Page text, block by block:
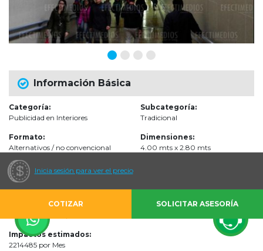
Información Básica
Categoría:
Publicidad en Interiores
Subcategoría:
Tradicional
Formato:
Alternativos / no convencional
Dimensiones:
4.00 mts x 2.80 mts
Escenarios de impacto:
Impactos estimados:
2214485 por Mes
Inicia sesión para ver el precio
COTIZAR SOLICITAR ASESORÍA